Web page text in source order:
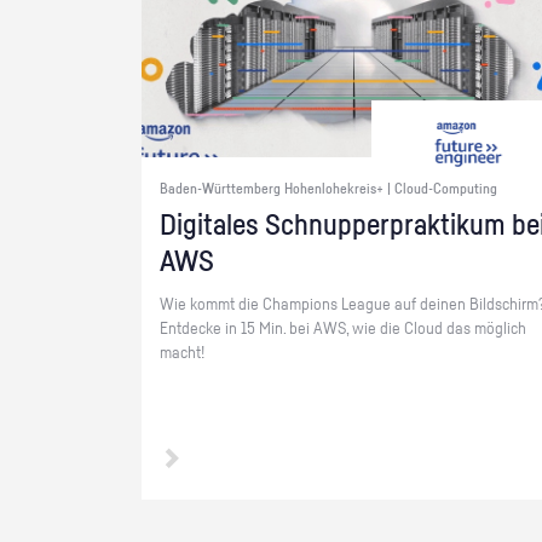
Baden-Württemberg Hohenlohekreis+ | Cloud-Computing
Di­gi­ta­les Schnup­per­prak­ti­kum
AWS
Wie kommt die Cham­pi­ons Le­ague auf dei­nen
Ent­de­cke in 15 Min. bei AWS, wie die Cloud das mög­lich
macht!